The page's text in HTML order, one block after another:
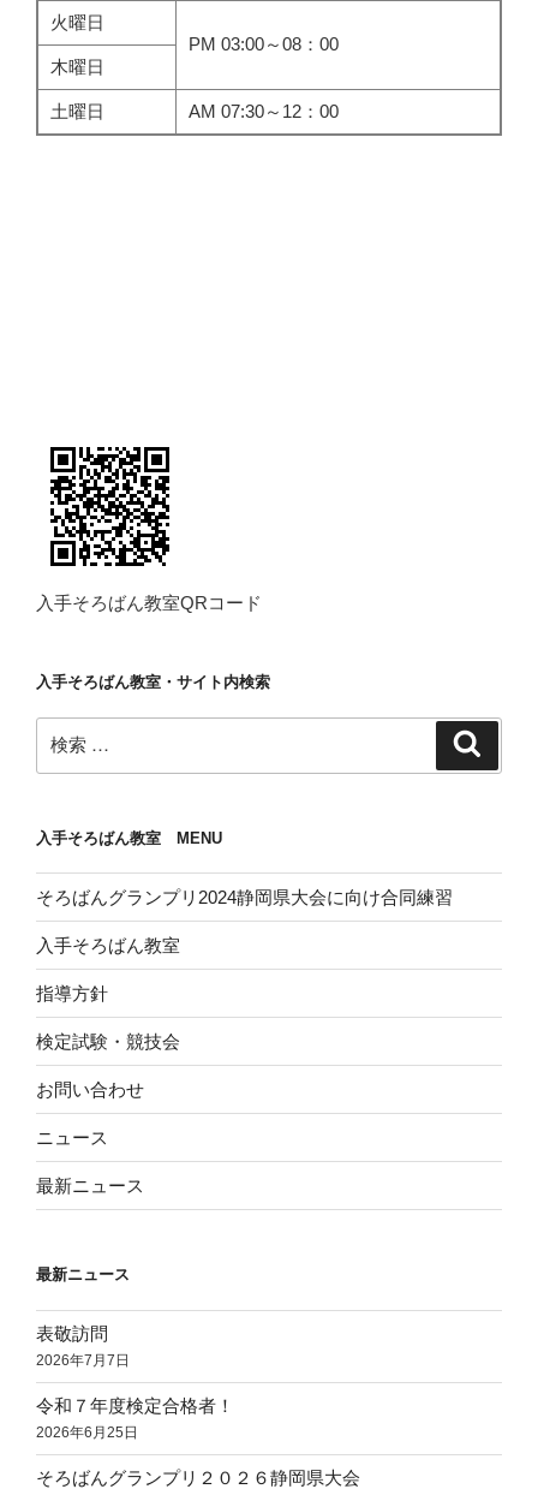
火曜日
PM 03:00～08：00
木曜日
土曜日 AM 07:30～12：00
入手そろばん教室QRコード
入手そろばん教室・サイト内検索
索:
入手そろばん教室 MENU
そろばんグランプリ2024静岡県大会に向け合同練習
入手そろばん教室
指導方針
検定試験・競技会
お問い合わせ
ニュース
最新ニュース
最新ニュース
表敬訪問
2026年7月7日
令和７年度検定合格者！
2026年6月25日
そろばんグランプリ２０２６静岡県大会